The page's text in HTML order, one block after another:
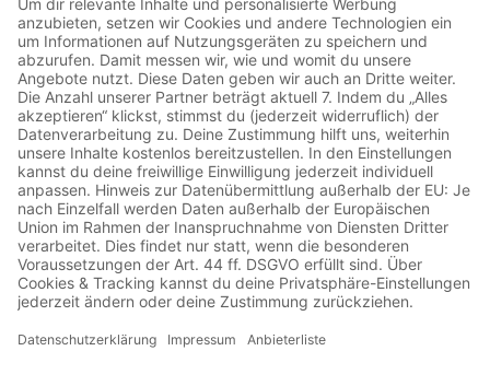
00:16:53
Schwerer könnte die Ausgangsposition kaum sein, noch nie